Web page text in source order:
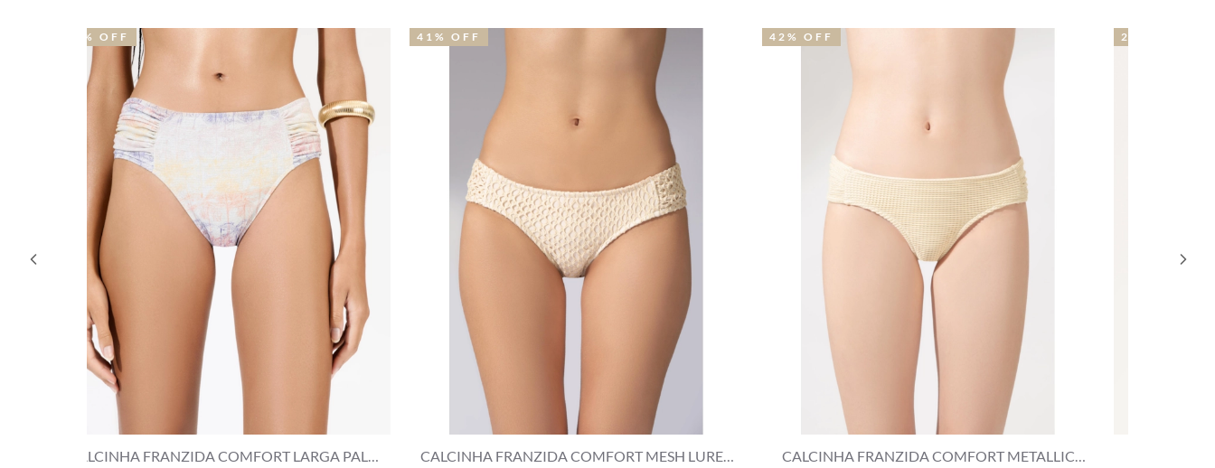
CALCINHA FRANZIDA COMFORT MESH LUREX
41% OFF
CALCINHA FRANZIDA COMFORT METALLIC
42% OFF
CALCINHA FRANZIDA COMFORT VERANO
29% OFF